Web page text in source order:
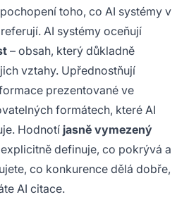
toho, co AI systémy v
AI systémy oceňují
– obsah, který důkladně
vztahy. Upřednostňují
prezentované ve
formátech, které AI
Hodnotí jasně vymezený
definuje, co pokrývá a
co konkurence dělá dobře,
AI citace.